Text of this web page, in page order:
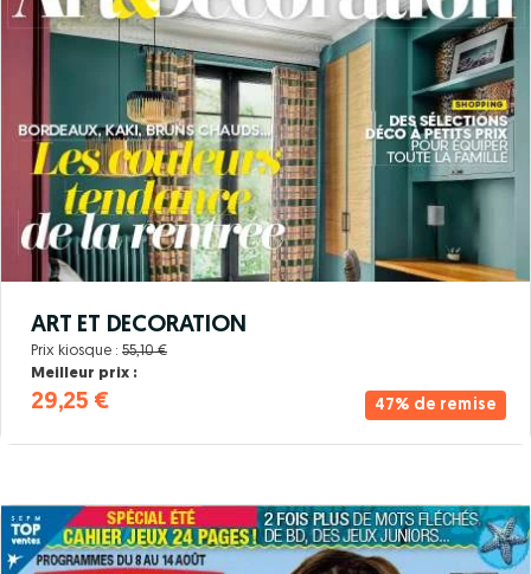
47% de remise
ART ET DECORATION
Prix kiosque : 55,10 €
Meilleur prix :
29,25 €